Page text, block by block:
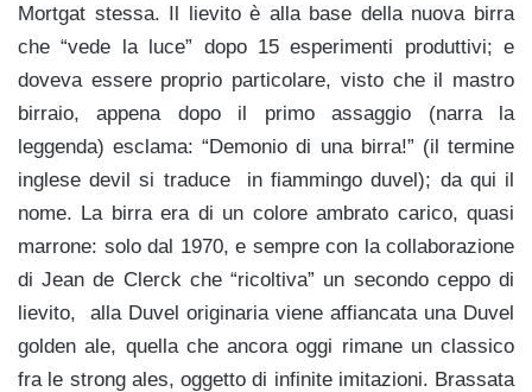
Mortgat stessa. Il lievito è alla base della nuova birra
che “vede la luce” dopo 15 esperimenti produttivi; e
doveva essere proprio particolare, visto che il mastro
birraio, appena dopo il primo assaggio (narra la
leggenda) esclama: “Demonio di una birra!” (il termine
inglese devil si traduce in fiammingo duvel); da qui il
nome. La birra era di un colore ambrato carico, quasi
marrone: solo dal 1970, e sempre con la collaborazione
di Jean de Clerck che “ricoltiva” un secondo ceppo di
lievito, alla Duvel originaria viene affiancata una Duvel
golden ale, quella che ancora oggi rimane un classico
fra le strong ales, oggetto di infinite imitazioni. Brassata